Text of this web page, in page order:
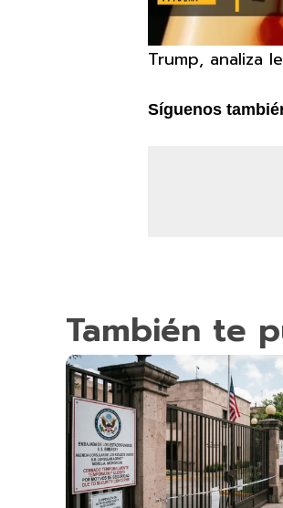
Trump, analiza
Síguenos
También te